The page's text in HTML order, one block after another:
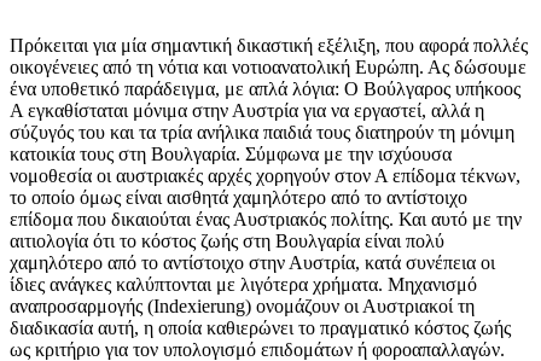
Πρόκειται για μία σημαντική δικαστική εξέλιξη, που αφορά πολλές
οικογένειες από τη νότια και νοτιοανατολική Ευρώπη. Ας δώσουμε
ένα υποθετικό παράδειγμα, με απλά λόγια: Ο Βούλγαρος υπήκοος
Α εγκαθίσταται μόνιμα στην Αυστρία για να εργαστεί, αλλά η
σύζυγός του και τα τρία ανήλικα παιδιά τους διατηρούν τη μόνιμη
κατοικία τους στη Βουλγαρία. Σύμφωνα με την ισχύουσα
νομοθεσία οι αυστριακές αρχές χορηγούν στον Α επίδομα τέκνων,
το οποίο όμως είναι αισθητά χαμηλότερο από το αντίστοιχο
επίδομα που δικαιούται ένας Αυστριακός πολίτης. Και αυτό με την
αιτιολογία ότι το κόστος ζωής στη Βουλγαρία είναι πολύ
χαμηλότερο από το αντίστοιχο στην Αυστρία, κατά συνέπεια οι
ίδιες ανάγκες καλύπτονται με λιγότερα χρήματα. Μηχανισμό
αναπροσαρμογής (Indexierung) ονομάζουν οι Αυστριακοί τη
διαδικασία αυτή, η οποία καθιερώνει το πραγματικό κόστος ζωής
ως κριτήριο για τον υπολογισμό επιδομάτων ή φοροαπαλλαγών.